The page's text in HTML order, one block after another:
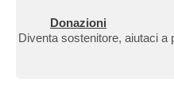
Donazioni
Diventa sostenitore, aiutaci a